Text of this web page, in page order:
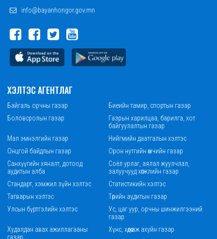
info@bayanhongor.gov.mn
ХЭЛТЭС АГЕНТЛАГ
Байгаль орчны газар
Биеийн тамир, спортын газар
Боловсролын газар
Газрын харилцаа, барилга, хот
байгуулалтын газар
Мал эмнэлгийн газар
Нийгмийн даатгалын хэлтэс
Онцгой байдлын газар
Орон нутгийн өмчийн газар
Санхүүгийн хяналт, дотоод
аудитын алба
Соёл урлаг, аялал жуулчлал,
залуучууд хөгжлийн газар
Стандарт, хэмжил зүйн хэлтэс
Статистикийн хэлтэс
Татварын хэлтэс
Төрийн аудитын газар
Улсын бүртгэлийн хэлтэс
Ус, цаг уур, орчны шинжилгээний
газар
Худалдан авах ажиллагааны
газар
Хүнс, хөдөө аж ахуйн газар